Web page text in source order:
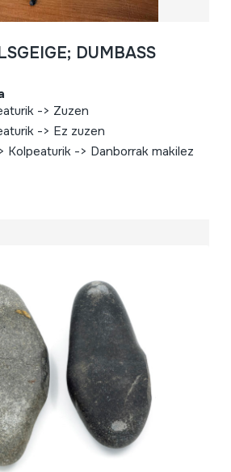
DUMBASS
-> Zuzen
-> Ez zuzen
Kolpeaturik -> Danborrak makilez